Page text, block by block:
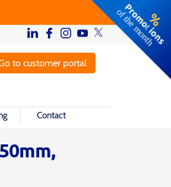
to customer portal
Contact